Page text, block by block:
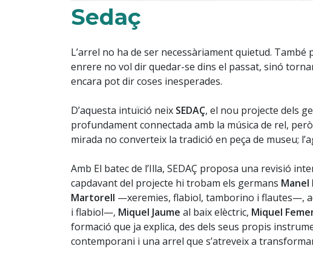
Sedaç
L’arrel no ha de ser necessàriament quietud.
enrere no vol dir quedar-se dins el passat, sinó
encara pot dir coses inesperades.
D’aquesta intuïció neix SEDAÇ, el nou projecte dels
profundament connectada amb la música de rel,
mirada no converteix la tradició en peça de museu;
Amb El batec de l’Illa, SEDAÇ proposa una revisió
capdavant del projecte hi trobam els germans
Martorell —xeremies, flabiol, tamborino i flautes—,
i flabiol—, Miquel Jaume al baix elèctric, Miquel
formació que ja explica, des dels seus propis
contemporani i una arrel que s’atreveix a